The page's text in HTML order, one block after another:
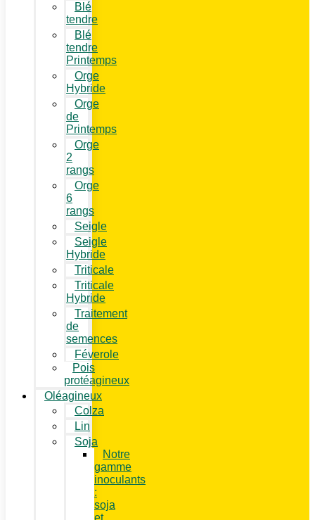
Blé
tendre
Blé
tendre
Printemps
Orge
Hybride
Orge
de
Printemps
Orge
2
rangs
Orge
6
rangs
Seigle
Seigle
Hybride
Triticale
Triticale
Hybride
Traitement
de
semences
Féverole
Pois
protéagineux
Oléagineux
Colza
Lin
Soja
Notre
gamme
inoculants
:
soja
et